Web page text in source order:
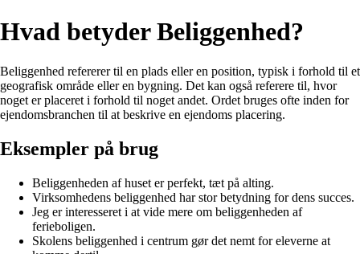
Hvad betyder Beliggenhed?
Beliggenhed refererer til en plads eller en position, typisk i forhold til et
geografisk område eller en bygning. Det kan også referere til, hvor
noget er placeret i forhold til noget andet. Ordet bruges ofte inden for
ejendomsbranchen til at beskrive en ejendoms placering.
Eksempler på brug
Beliggenheden af huset er perfekt, tæt på alting.
Virksomhedens beliggenhed har stor betydning for dens succes.
Jeg er interesseret i at vide mere om beliggenheden af
ferieboligen.
Skolens beliggenhed i centrum gør det nemt for eleverne at